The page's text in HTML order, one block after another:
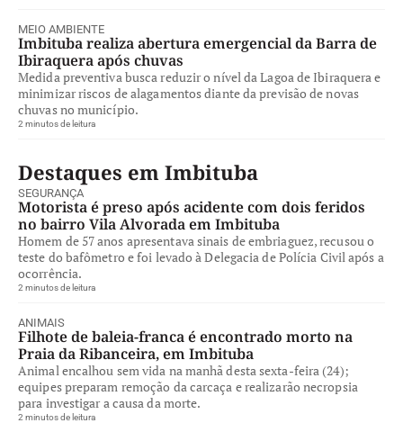
MEIO AMBIENTE
Imbituba realiza abertura emergencial da Barra de
Ibiraquera após chuvas
Medida preventiva busca reduzir o nível da Lagoa de Ibiraquera e
minimizar riscos de alagamentos diante da previsão de novas
chuvas no município.
2 minutos de leitura
Destaques em Imbituba
SEGURANÇA
Motorista é preso após acidente com dois feridos
no bairro Vila Alvorada em Imbituba
Homem de 57 anos apresentava sinais de embriaguez, recusou o
teste do bafômetro e foi levado à Delegacia de Polícia Civil após a
ocorrência.
2 minutos de leitura
ANIMAIS
Filhote de baleia-franca é encontrado morto na
Praia da Ribanceira, em Imbituba
Animal encalhou sem vida na manhã desta sexta-feira (24);
equipes preparam remoção da carcaça e realizarão necropsia
para investigar a causa da morte.
2 minutos de leitura